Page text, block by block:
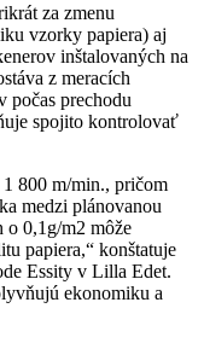
za zmenu
vzorky papiera) aj
inštalovaných na
z meracích
počas prechodu
spojito kontrolovať
800 m/min., pričom
medzi plánovanou
o 0,1g/m2 môže
papiera,“ konštatuje
Essity v Lilla Edet.
ekonomiku a